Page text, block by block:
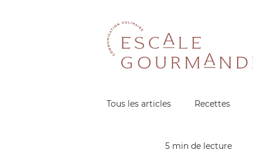
Tous les articles Recettes
5 min de lecture